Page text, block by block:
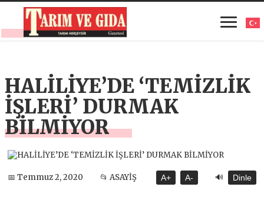
HALİLİYE’DE ‘TEMİZLİK
İŞLERİ’ DURMAK
BİLMİYOR
📅 Temmuz 2, 2020 📂 ASAYİŞ A+ A- 🔊 Dinle